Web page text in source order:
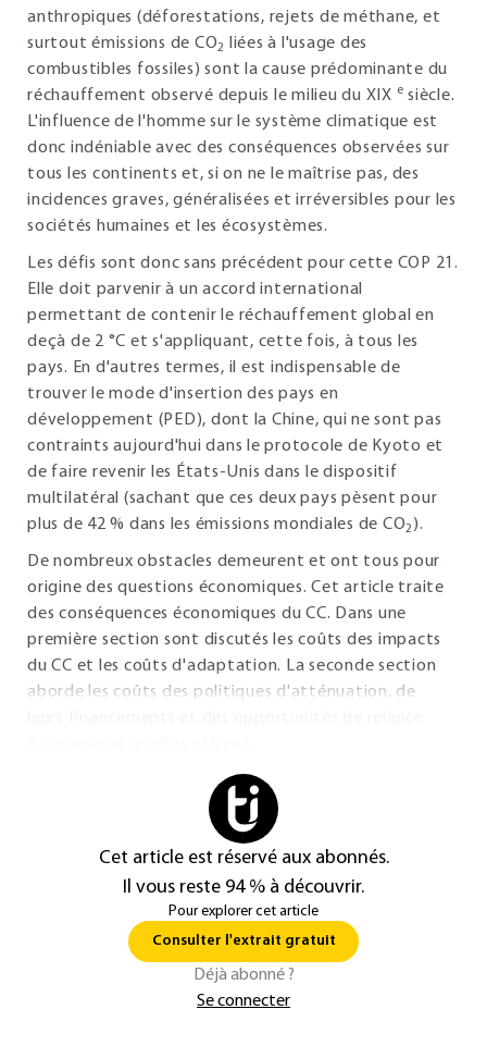
anthropiques (déforestations, rejets de méthane, et
surtout émissions de CO2
liées à l'usage des
combustibles fossiles) sont la cause prédominante du
réchauffement observé depuis le milieu du XIX e siècle.
L'influence de l'homme sur le système climatique est
donc indéniable avec des conséquences observées sur
tous les continents et, si on ne le maîtrise pas, des
incidences graves, généralisées et irréversibles pour les
sociétés humaines et les écosystèmes.
Les défis sont donc sans précédent pour cette COP 21.
Elle doit parvenir à un accord international
permettant de contenir le réchauffement global en
deçà de 2 °C et s'appliquant, cette fois, à tous les
pays. En d'autres termes, il est indispensable de
trouver le mode d'insertion des pays en
développement (PED), dont la Chine, qui ne sont pas
contraints aujourd'hui dans le protocole de Kyoto et
de faire revenir les États-Unis dans le dispositif
multilatéral (sachant que ces deux pays pèsent pour
plus de 42 % dans les émissions mondiales de CO2 ).
De nombreux obstacles demeurent et ont tous pour
origine des questions économiques. Cet article traite
des conséquences économiques du CC. Dans une
première section sont discutés les coûts des impacts
du CC et les coûts d'adaptation. La seconde section
aborde les coûts des politiques d'atténuation, de
Cet article est réservé aux abonnés.
Il vous reste 94 % à découvrir.
Pour explorer cet article
Consulter l'extrait gratuit
Déjà abonné ?
Se connecter